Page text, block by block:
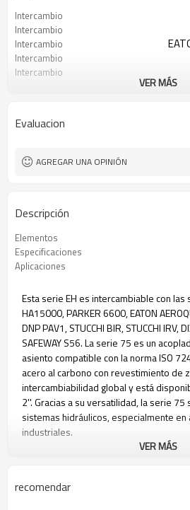
Intercambio
Intercambio
Intercambio
Intercambio
Intercambio
Intercambio
Intercambio
VER MÁS
Evaluacion
AGREGAR UNA OPINIÓN
Descripción
Elementos
Especificaciones
Aplicaciones
Esta serie EH es intercambiable con las
HA15000, PARKER 6600, EATON
DNP PAV1, STUCCHI BIR, STUCCHI IRV,
SAFEWAY S56. La serie 75 es un
asiento compatible con la norma ISO
acero al carbono con revestimiento de
intercambiabilidad global y está
2''. Gracias a su versatilidad, la serie
sistemas hidráulicos, especialmente en
industriales.
VER MÁS
recomendar